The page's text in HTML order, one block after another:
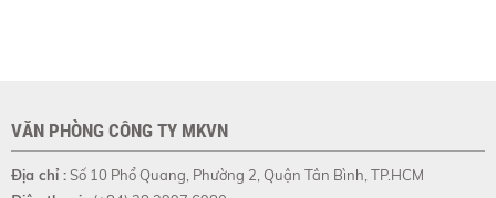
VĂN PHÒNG CÔNG TY MKVN
Địa chỉ :Số 10 Phổ Quang, Phường 2, Quận Tân Bình, TP.HCM